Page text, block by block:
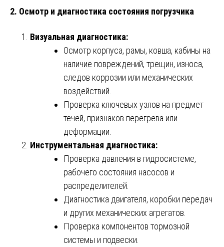
2. Осмотр и диагностика состояния погрузчика
Визуальная диагностика:
Осмотр корпуса, рамы, ковша, кабины на
наличие повреждений, трещин, износа,
следов коррозии или механических
воздействий.
Проверка ключевых узлов на предмет
течей, признаков перегрева или
деформации.
Инструментальная диагностика:
Проверка давления в гидросистеме,
рабочего состояния насосов и
распределителей.
Диагностика двигателя, коробки передач
и других механических агрегатов.
Проверка компонентов тормозной
системы и подвески.